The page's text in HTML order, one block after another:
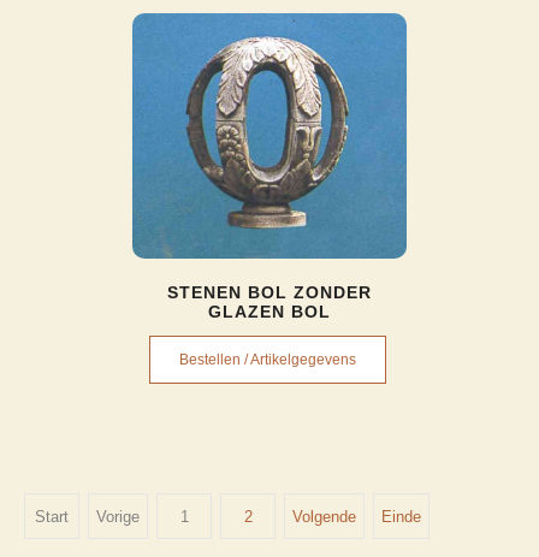
STENEN BOL ZONDER
GLAZEN BOL
Bestellen / Artikelgegevens
Start Vorige 1 2 Volgende Einde